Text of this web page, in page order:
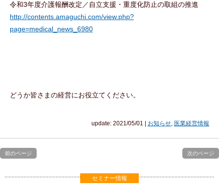
令和3年度介護報酬改定／自立支援・重度化防止の取組の推進
http://contents.amaguchi.com/view.php?
page=medical_news_6980
どうか皆さまの経営にお役立てください。
update: 2021/05/01 お知らせ, 医業経営情報
前のページ 次のページ
セミナー情報